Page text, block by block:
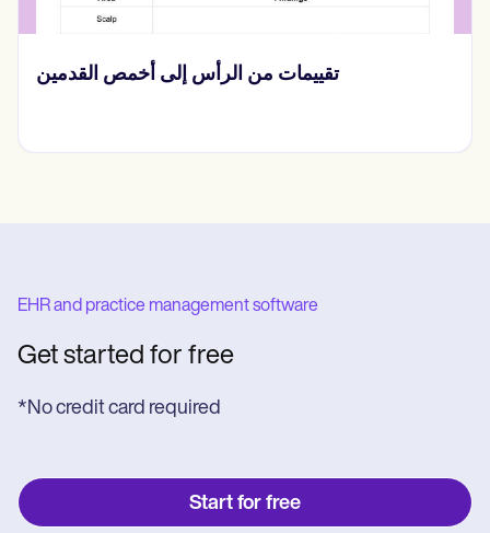
تقييمات من الرأس إلى أخمص القدمين
EHR and practice management software
Get started for free
*No credit card required
Start for free